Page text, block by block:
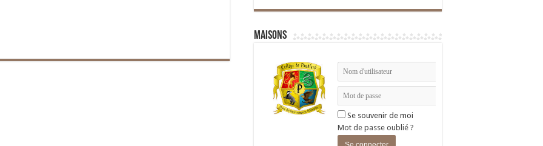
Maisons
Se souvenir de moi
Mot de passe oublié ?